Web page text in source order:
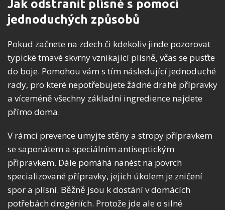
Jak odstranit plísně s pomocí
jednoduchých způsobů
Pokud začnete na zdech či kdekoliv jinde pozorovat
typické tmavé skvrny vznikající plísně, včas se pusťte
do boje. Pomohou vám s tím následující jednoduché
rady, pro které nepotřebujete žádné drahé přípravky
a víceméně všechny základní ingredience najdete
přímo doma.
V rámci prevence umyjte stěny a stropy přípravkem
se saponátem a speciálním antiseptickým
přípravkem. Dále pomáhá nanést na povrch
specializované přípravky, jejich úkolem je zničení
spor a plísní. Běžně jsou k dostání v domácích
potřebách drogériích. Protože jde ale o silné